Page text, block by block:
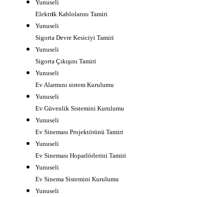
Yunuseli
Elektrik Kablolarını Tamiri
Yunuseli
Sigorta Devre Kesiciyi Tamiri
Yunuseli
Sigorta Çıkışını Tamiri
Yunuseli
Ev Alarmını sistem Kurulumu
Yunuseli
Ev Güvenlik Sistemini Kurulumu
Yunuseli
Ev Sineması Projektörünü Tamiri
Yunuseli
Ev Sineması Hoparlörlerini Tamiri
Yunuseli
Ev Sinema Sistemini Kurulumu
Yunuseli